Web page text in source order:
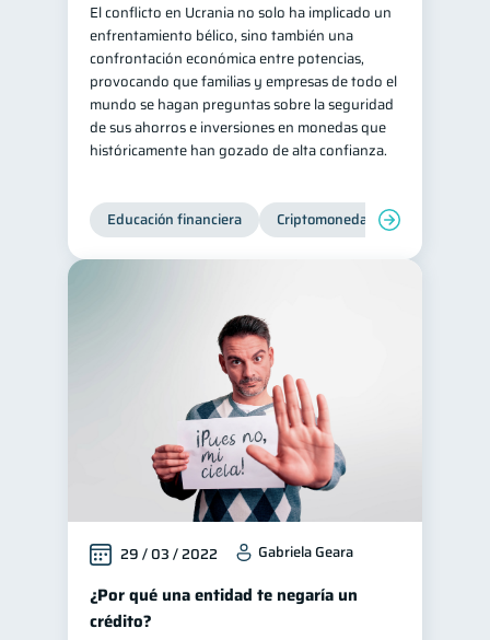
El conflicto en Ucrania no solo ha implicado un
enfrentamiento bélico, sino también una
confrontación económica entre potencias,
provocando que familias y empresas de todo el
mundo se hagan preguntas sobre la seguridad
de sus ahorros e inversiones en monedas que
históricamente han gozado de alta confianza.
Educación financiera Criptomonedas
29 / 03 / 2022 Gabriela Geara
¿Por qué una entidad te negaría un
crédito?